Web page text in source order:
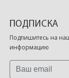
ПОДПИСКА
Подпишитесь на
информацию